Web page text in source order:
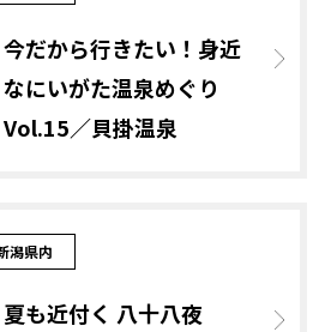
今だから行きたい！身近
なにいがた温泉めぐり
Vol.15／貝掛温泉
潟県内
夏も近付く 八十八夜